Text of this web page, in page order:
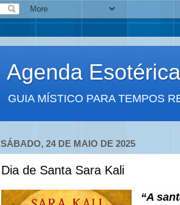
Agenda Esotérica
GUIA MÍSTICO PARA TEMPOS
SÁBADO, 24 DE MAIO DE 2025
Dia de Santa Sara Kali
“A